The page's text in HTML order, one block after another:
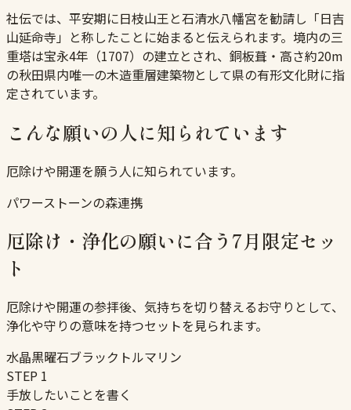
社伝では、平安期に日枝山王と石清水八幡宮を勧請し「日吉
山延命寺」と称したことに始まると伝えられます。境内の三
重塔は宝永4年（1707）の建立とされ、銅板葺・高さ約20m
の秋田県内唯一の木造重層建築物として県の有形文化財に指
定されています。
こんな願いの人に知られています
厄除けや開運を願う人に知られています。
パワーストーンの森連携
厄除け・浄化の願いに合う7月限定セッ
ト
厄除けや開運の参拝後、気持ちを切り替えるお守りとして、
浄化や守りの意味を持つセットを見られます。
水晶黒曜石ブラックトルマリン
STEP 1
手放したいことを書く